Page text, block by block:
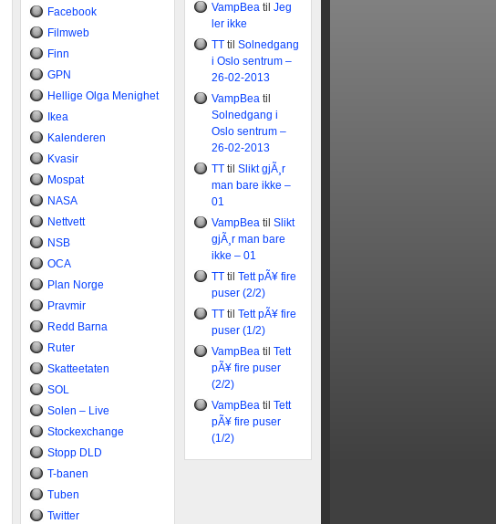
Facebook
Filmweb
Finn
GPN
Hellige Olga Menighet
Ikea
Kalenderen
Kvasir
Mospat
NASA
Nettvett
NSB
OCA
Plan Norge
Pravmir
Redd Barna
Ruter
Skatteetaten
SOL
Solen – Live
Stockexchange
Stopp DLD
T-banen
Tuben
Twitter
VampBea til Jeg
ler ikke
TT til Solnedgang
i Oslo sentrum –
26-02-2013
VampBea til
Solnedgang i
Oslo sentrum –
26-02-2013
TT til Slikt gjÃ¸r
man bare ikke –
01
VampBea til Slikt
gjÃ¸r man bare
ikke – 01
TT til Tett pÃ¥ fire
puser (2/2)
TT til Tett pÃ¥ fire
puser (1/2)
VampBea til Tett
pÃ¥ fire puser
(2/2)
VampBea til Tett
pÃ¥ fire puser
(1/2)